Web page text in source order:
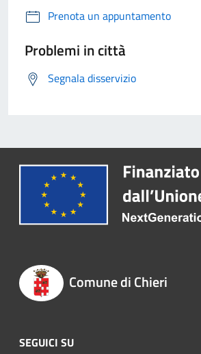
Prenota un appuntamento
Problemi in città
Segnala disservizio
Comune di Chieri
SEGUICI SU